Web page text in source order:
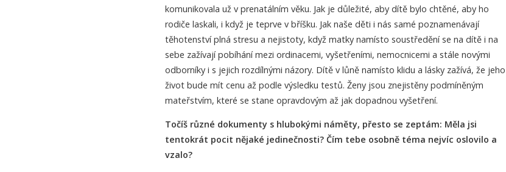
komunikovala už v prenatálním věku. Jak je důležité, aby dítě bylo chtěné, aby ho
rodiče laskali, i když je teprve v bříšku. Jak naše děti i nás samé poznamenávají
těhotenství plná stresu a nejistoty, když matky namísto soustředění se na dítě i na
sebe zažívají pobíhání mezi ordinacemi, vyšetřeními, nemocnicemi a stále novými
odborníky i s jejich rozdílnými názory. Dítě v lůně namísto klidu a lásky zažívá, že jeho
život bude mít cenu až podle výsledku testů. Ženy jsou znejistěny podmíněným
mateřstvím, které se stane opravdovým až jak dopadnou vyšetření.
Točíš různé dokumenty s hlubokými náměty, přesto se zeptám: Měla jsi
tentokrát pocit nějaké jedinečnosti? Čím tebe osobně téma nejvíc oslovilo a
vzalo?